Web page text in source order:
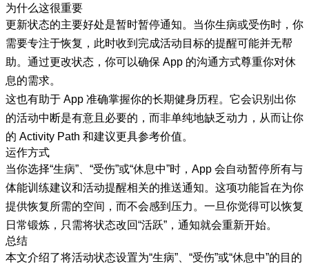
为什么这很重要
更新状态的主要好处是暂时暂停通知。当你生病或受伤时，你
需要专注于恢复，此时收到完成活动目标的提醒可能并无帮
助。通过更改状态，你可以确保 App 的沟通方式尊重你对休
息的需求。
这也有助于 App 准确掌握你的长期健身历程。它会识别出你
的活动中断是有意且必要的，而非单纯地缺乏动力，从而让你
的 Activity Path 和建议更具参考价值。
运作方式
当你选择“生病”、“受伤”或“休息中”时，App 会自动暂停所有与
体能训练建议和活动提醒相关的推送通知。这项功能旨在为你
提供恢复所需的空间，而不会感到压力。一旦你觉得可以恢复
日常锻炼，只需将状态改回“活跃”，通知就会重新开始。
总结
本文介绍了将活动状态设置为“生病”、“受伤”或“休息中”的目的